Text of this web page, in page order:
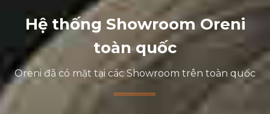
Hệ thống Showroom Oreni
toàn quốc
Oreni đã có mặt tại các Showroom trên toàn quốc